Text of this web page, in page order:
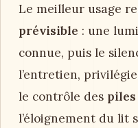
Le meilleur usage
prévisible : une
connue, puis le
l’entretien,
le contrôle des piles
l’éloignement du lit